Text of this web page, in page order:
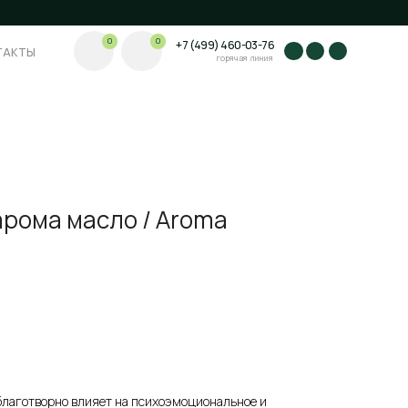
горячая линия
+7 (499) 460-03-76
+7 (499) 460-03-76
масло / Aroma
влияет на психоэмоциональное и